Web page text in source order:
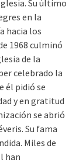
Su último
en la
hacia los
1968 culminó
de la
celebrado la
él pidió se
y en gratitud
se abrió
Su fama
Miles de
han